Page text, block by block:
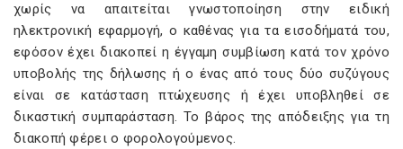
χωρίς να απαιτείται γνωστοποίηση στην ειδική
ηλεκτρονική εφαρμογή, ο καθένας για τα εισοδήματά του,
εφόσον έχει διακοπεί η έγγαμη συμβίωση κατά τον χρόνο
υποβολής της δήλωσης ή ο ένας από τους δύο συζύγους
είναι σε κατάσταση πτώχευσης ή έχει υποβληθεί σε
δικαστική συμπαράσταση. Το βάρος της απόδειξης για τη
διακοπή φέρει ο φορολογούμενος.